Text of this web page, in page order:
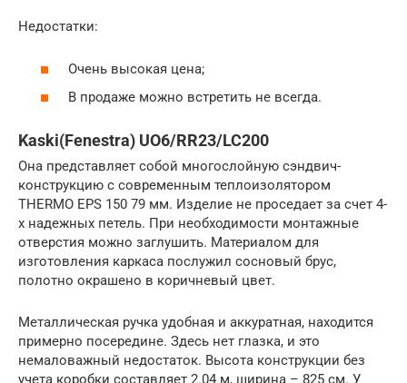
Недостатки:
Очень высокая цена;
В продаже можно встретить не всегда.
Kaski(Fenestra) UO6/RR23/LC200
Она представляет собой многослойную сэндвич-
конструкцию с современным теплоизолятором
THERMO EPS 150 79 мм. Изделие не проседает за счет 4-
х надежных петель. При необходимости монтажные
отверстия можно заглушить. Материалом для
изготовления каркаса послужил сосновый брус,
полотно окрашено в коричневый цвет.
Металлическая ручка удобная и аккуратная, находится
примерно посередине. Здесь нет глазка, и это
немаловажный недостаток. Высота конструкции без
учета коробки составляет 2.04 м, ширина – 825 см. У